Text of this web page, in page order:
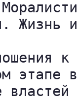
Жизнь
этапе